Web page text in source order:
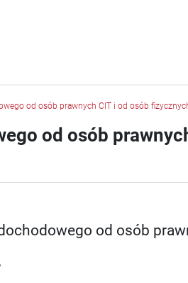
od osób prawnych CIT i od osób
od osób
od osób